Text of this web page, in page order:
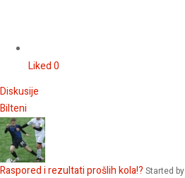
Liked0
Diskusije
Bilteni
Raspored i rezultati prošlih kola!? Started by